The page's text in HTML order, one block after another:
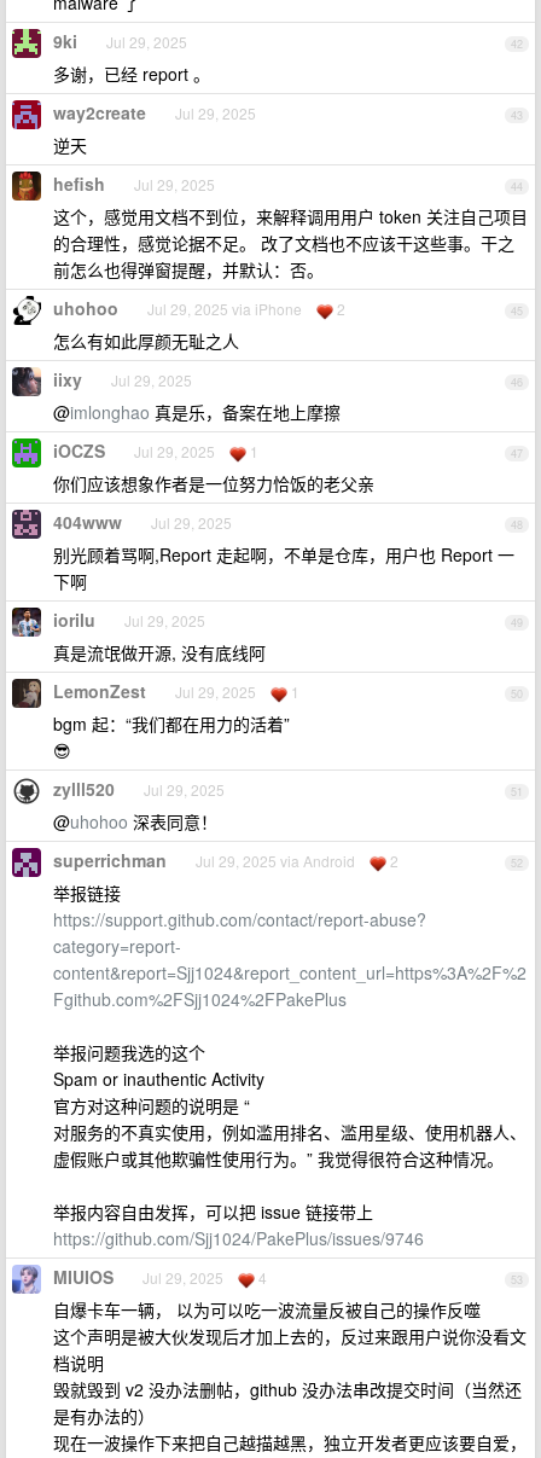
42
9ki Jul 29, 2025
多谢，已经 report 。
43
way2create Jul 29, 2025
逆天
44
hefish Jul 29, 2025
这个，感觉用文档不到位，来解释调用用户 token 关注自己项目
的合理性，感觉论据不足。 改了文档也不应该干这些事。干之
前怎么也得弹窗提醒，并默认：否。
45
uhohoo Jul 29, 2025 via iPhone 2
怎么有如此厚颜无耻之人
46
iixy Jul 29, 2025
@imlonghao 真是乐，备案在地上摩擦
47
iOCZS Jul 29, 2025 1
你们应该想象作者是一位努力恰饭的老父亲
48
404www Jul 29, 2025
别光顾着骂啊,Report 走起啊，不单是仓库，用户也 Report 一
下啊
49
iorilu Jul 29, 2025
真是流氓做开源, 没有底线阿
50
LemonZest Jul 29, 2025 1
bgm 起：“我们都在用力的活着”
😎
51
zylll520 Jul 29, 2025
@uhohoo 深表同意！
52
superrichman Jul 29, 2025 via Android 2
举报链接
https://support.github.com/contact/report-abuse?
category=report-
content&report=Sjj1024&report_content_url=https%3A%2F%2
Fgithub.com%2FSjj1024%2FPakePlus
举报问题我选的这个
Spam or inauthentic Activity
官方对这种问题的说明是 “
对服务的不真实使用，例如滥用排名、滥用星级、使用机器人、
虚假账户或其他欺骗性使用行为。” 我觉得很符合这种情况。
举报内容自由发挥，可以把 issue 链接带上
https://github.com/Sjj1024/PakePlus/issues/9746
53
MIUIOS Jul 29, 2025 4
自爆卡车一辆， 以为可以吃一波流量反被自己的操作反噬
这个声明是被大伙发现后才加上去的，反过来跟用户说你没看文
档说明
毁就毁到 v2 没办法删帖，github 没办法串改提交时间（当然还
是有办法的）
现在一波操作下来把自己越描越黑，独立开发者更应该要自爱，